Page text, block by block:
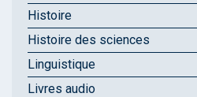
Histoire
Histoire des sciences
Linguistique
Livres audio